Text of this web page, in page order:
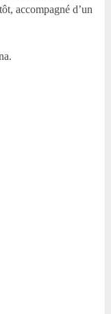
accompagné d’un